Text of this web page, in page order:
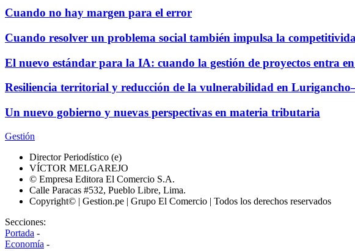
Cuando no hay margen para el error
Cuando resolver un problema social también impulsa la
El nuevo estándar para la IA: cuando la gestión de proyectos entra
Resiliencia territorial y reducción de la vulnerabilidad en
Un nuevo gobierno y nuevas perspectivas en materia tributaria
Gestión
Director Periodístico (e)
VÍCTOR MELGAREJO
© Empresa Editora El Comercio S.A.
Calle Paracas #532, Pueblo Libre, Lima.
Copyright© | Gestion.pe | Grupo El Comercio | Todos los derechos reservados
Secciones:
Portada -
Economía -